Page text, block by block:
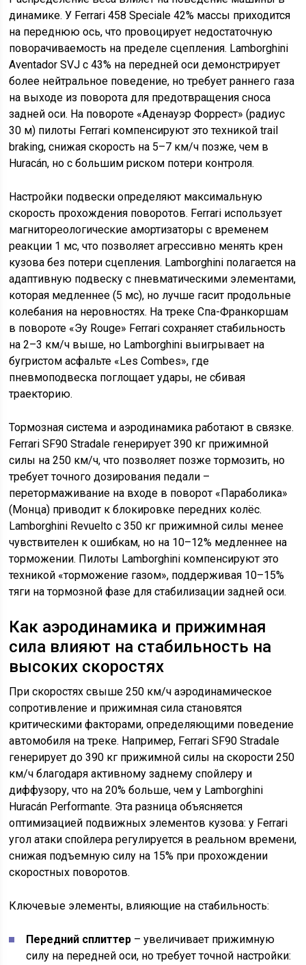
динамике. У Ferrari 458 Speciale 42% массы приходится
на переднюю ось, что провоцирует недостаточную
поворачиваемость на пределе сцепления. Lamborghini
Aventador SVJ с 43% на передней оси демонстрирует
более нейтральное поведение, но требует раннего газа
на выходе из поворота для предотвращения сноса
задней оси. На повороте «Аденауэр Форрест» (радиус
30 м) пилоты Ferrari компенсируют это техникой trail
braking, снижая скорость на 5–7 км/ч позже, чем в
Huracán, но с большим риском потери контроля.
Настройки подвески определяют максимальную
скорость прохождения поворотов. Ferrari использует
магнитореологические амортизаторы с временем
реакции 1 мс, что позволяет агрессивно менять крен
кузова без потери сцепления. Lamborghini полагается на
адаптивную подвеску с пневматическими элементами,
которая медленнее (5 мс), но лучше гасит продольные
колебания на неровностях. На треке Спа-Франкоршам
в повороте «Эу Rouge» Ferrari сохраняет стабильность
на 2–3 км/ч выше, но Lamborghini выигрывает на
бугристом асфальте «Les Combes», где
пневмоподвеска поглощает удары, не сбивая
траекторию.
Тормозная система и аэродинамика работают в связке.
Ferrari SF90 Stradale генерирует 390 кг прижимной
силы на 250 км/ч, что позволяет позже тормозить, но
требует точного дозирования педали –
перетормаживание на входе в поворот «Параболика»
(Монца) приводит к блокировке передних колёс.
Lamborghini Revuelto с 350 кг прижимной силы менее
чувствителен к ошибкам, но на 10–12% медленнее на
торможении. Пилоты Lamborghini компенсируют это
техникой «торможение газом», поддерживая 10–15%
тяги на тормозной фазе для стабилизации задней оси.
Как аэродинамика и прижимная
сила влияют на стабильность на
высоких скоростях
При скоростях свыше 250 км/ч аэродинамическое
сопротивление и прижимная сила становятся
критическими факторами, определяющими поведение
автомобиля на треке. Например, Ferrari SF90 Stradale
генерирует до 390 кг прижимной силы на скорости 250
км/ч благодаря активному заднему спойлеру и
диффузору, что на 20% больше, чем у Lamborghini
Huracán Performante. Эта разница объясняется
оптимизацией подвижных элементов кузова: у Ferrari
угол атаки спойлера регулируется в реальном времени,
снижая подъемную силу на 15% при прохождении
скоростных поворотов.
Ключевые элементы, влияющие на стабильность:
Передний сплиттер – увеличивает прижимную
силу на передней оси, но требует точной настройки: